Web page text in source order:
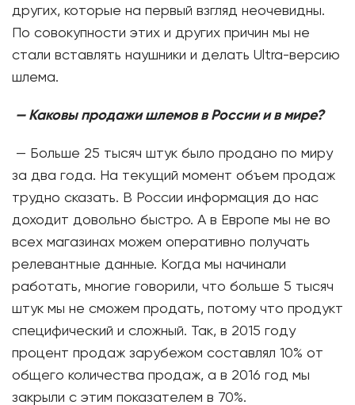
других, которые на первый взгляд неочевидны.
По совокупности этих и других причин мы не
стали вставлять наушники и делать Ultra-версию
шлема.
— Каковы продажи шлемов в России и в мире?
— Больше 25 тысяч штук было продано по миру
за два года. На текущий момент объем продаж
трудно сказать. В России информация до нас
доходит довольно быстро. А в Европе мы не во
всех магазинах можем оперативно получать
релевантные данные. Когда мы начинали
работать, многие говорили, что больше 5 тысяч
штук мы не сможем продать, потому что продукт
специфический и сложный. Так, в 2015 году
процент продаж зарубежом составлял 10% от
общего количества продаж, а в 2016 год мы
закрыли с этим показателем в 70%.